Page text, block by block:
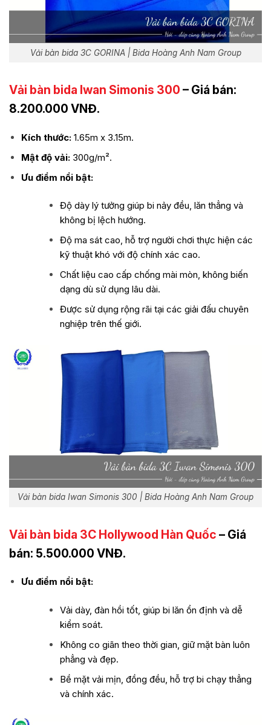
Vải bàn bida 3C GORINA | Bida Hoàng Anh Nam Group
Vải bàn bida Iwan Simonis 300 – Giá bán:
8.200.000 VNĐ.
Kích thước:1.65m x 3.15m.
Mật độ vải: 300g/m².
Ưu điểm nổi bật:
Độ dày lý tưởng giúp bi nảy đều, lăn thẳng và
không bị lệch hướng.
Độ ma sát cao, hỗ trợ người chơi thực hiện các
kỹ thuật khó với độ chính xác cao.
Chất liệu cao cấp chống mài mòn, không biến
dạng dù sử dụng lâu dài.
Được sử dụng rộng rãi tại các giải đấu chuyên
nghiệp trên thế giới.
Vải bàn bida Iwan Simonis 300 | Bida Hoàng Anh Nam Group
Vải bàn bida 3C Hollywood Hàn Quốc – Giá
bán: 5.500.000 VNĐ.
Ưu điểm nổi bật:
Vải dày, đàn hồi tốt, giúp bi lăn ổn định và dễ
kiểm soát.
Không co giãn theo thời gian, giữ mặt bàn luôn
phẳng và đẹp.
Bề mặt vải mịn, đồng đều, hỗ trợ bi chạy thẳng
và chính xác.